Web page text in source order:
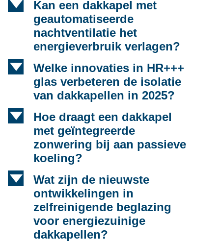
d
Kan een dakkapel met
geautomatiseerde
nachtventilatie het
energieverbruik verlagen?
d
Welke innovaties in HR+++
glas verbeteren de isolatie
van dakkapellen in 2025?
d
Hoe draagt een dakkapel
met geïntegreerde
zonwering bij aan passieve
koeling?
d
Wat zijn de nieuwste
ontwikkelingen in
zelfreinigende beglazing
voor energiezuinige
dakkapellen?